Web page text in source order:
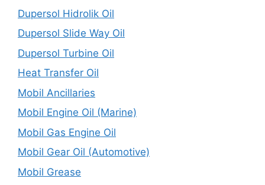
Dupersol Hidrolik Oil
Dupersol Slide Way Oil
Dupersol Turbine Oil
Heat Transfer Oil
Mobil Ancillaries
Mobil Engine Oil (Marine)
Mobil Gas Engine Oil
Mobil Gear Oil (Automotive)
Mobil Grease